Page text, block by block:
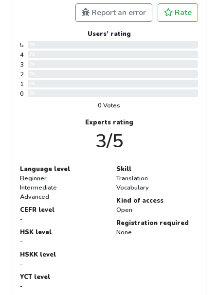
Report an error Rate
Users’ rating
5
4
3
2
1
0
0 Votes
Experts rating
3/5
Language level
Beginner
Intermediate
Advanced
CEFR level
-
HSK level
-
HSKK level
-
YCT level
-
Skill
Translation
Vocabulary
Kind of access
Open
Registration required
None